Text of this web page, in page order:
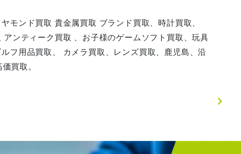
モンド買取 貴金属買取 ブランド買取、時計買取、
ンティーク買取 、お子様のゲームソフト買取、玩具
フ用品買取、 カメラ買取、レンズ買取、鹿児島、沿
買取。